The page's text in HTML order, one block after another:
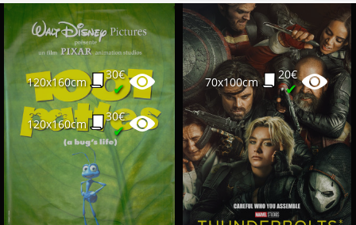
120x160cm
30€
✔
120x160cm
30€
✔
70x100cm
20€
✔